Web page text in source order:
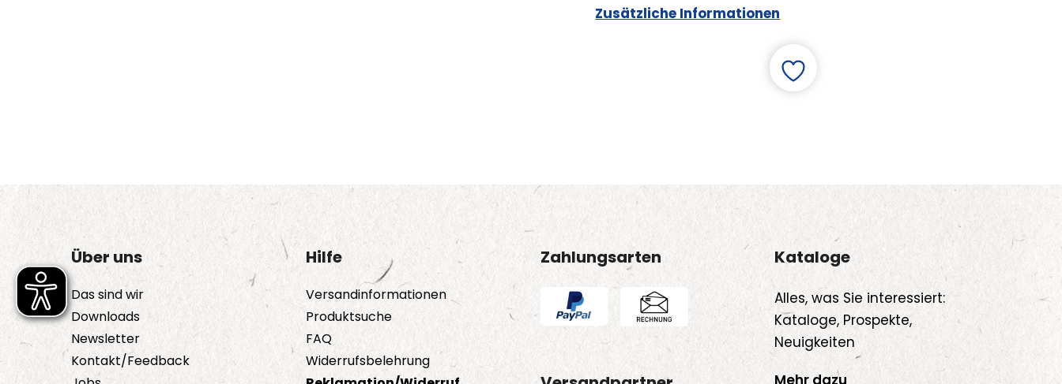
Zusätzliche Informationen
Über uns
Das sind wir
Downloads
Newsletter
Kontakt/Feedback
Hilfe
Versandinformationen
Produktsuche
FAQ
Widerrufsbelehrung
Zahlungsarten Kataloge
Alles, was Sie interessiert:
Kataloge, Prospekte,
Neuigkeiten